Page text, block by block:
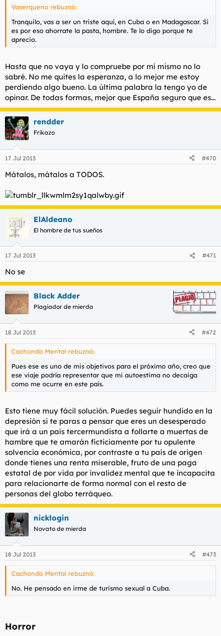
Vaserqueno rebuznó:
Tranquilo, vas a ser un triste aquí, en Cuba o en Madagascar. Si
es por eso ahorrate la pasta, hombre. Te lo digo porque te
aprecio.
Hasta que no vaya y lo compruebe por mí mismo no lo
sabré. No me quites la esperanza, a lo mejor me estoy
perdiendo algo bueno. La última palabra la tengo yo de
opinar. De todas formas, mejor que España seguro que es...
rendder
Frikazo
17 Jul 2013 #470
Mátalos, mátalos a TODOS.
ElAldeano
El hombre de tus sueños
17 Jul 2013 #471
No se
Black Adder
Plagiador de mierda
18 Jul 2013 #472
Cachondo Mental rebuznó:
Pues ese es uno de mis objetivos para el próximo año, creo que
ese viaje podría representar que mi autoestima no decaiga
como me ocurre en este país.
Esto tiene muy fácil solución. Puedes seguir hundido en la
depresión si te paras a pensar que eres un desesperado
que irá a un país tercermundista a follarte a muertas de
hambre que te amarán ficticiamente por tu opulente
solvencia económica, por contraste a tu país de origen
donde tienes una renta miserable, fruto de una paga
estatal de por vida por invalidez mental que te incapacita
para relacionarte de forma normal con el resto de
personas del globo terráqueo.
nicklogin
Novato de mierda
18 Jul 2013 #473
Cachondo Mental rebuznó:
No. He pensado en irme de turismo sexual a Cuba.
Horror